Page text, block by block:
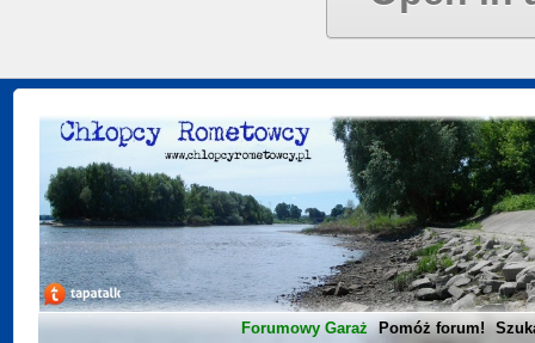
Forumowy Garaż Pomóż forum!